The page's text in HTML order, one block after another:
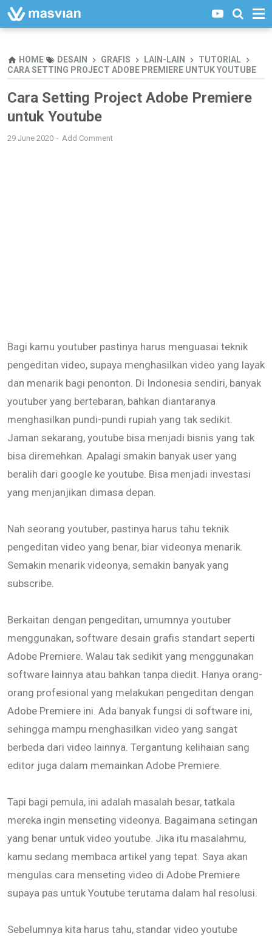
HOME DESAIN GRAFIS LAIN-LAIN
TUTORIAL
CARA SETTING PROJECT ADOBE PREMIERE UNTUK YOUTUBE
Cara Setting Project Adobe Premiere
untuk Youtube
29 June 2020 Add Comment
Bagi kamu youtuber pastinya harus menguasai teknik
pengeditan video, supaya menghasilkan video yang layak
dan menarik bagi penonton. Di Indonesia sendiri, banyak
youtuber yang bertebaran, bahkan diantaranya
menghasilkan pundi-pundi rupiah yang tak sedikit.
Jaman sekarang, youtube bisa menjadi bisnis yang tak
bisa diremehkan. Apalagi smakin banyak user yang
beralih dari google ke youtube. Bisa menjadi investasi
yang menjanjikan dimasa depan.
Nah seorang youtuber, pastinya harus tahu teknik
pengeditan video yang benar, biar videonya menarik.
Semakin menarik videonya, semakin banyak yang
subscribe.
Berkaitan dengan pengeditan, umumnya youtuber
menggunakan, software desain grafis standart seperti
Adobe Premiere. Walau tak sedikit yang menggunakan
software lainnya atau bahkan tanpa diedit. Hanya orang-
orang profesional yang melakukan pengeditan dengan
Adobe Premiere ini. Ada banyak fungsi di software ini,
sehingga mampu menghasilkan video yang sangat
berbeda dari video lainnya. Tergantung kelihaian sang
editor juga dalam memainkan Adobe Premiere.
Tapi bagi pemula, ini adalah masalah besar, tatkala
mereka ingin menseting videonya. Bagaimana setingan
yang benar untuk video youtube. Jika itu masalahmu,
kamu sedang membaca artikel yang tepat. Saya akan
mengulas cara menseting video di Adobe Premiere
supaya pas untuk Youtube terutama dalam hal resolusi.
Sebelumnya kita harus tahu, standar video youtube